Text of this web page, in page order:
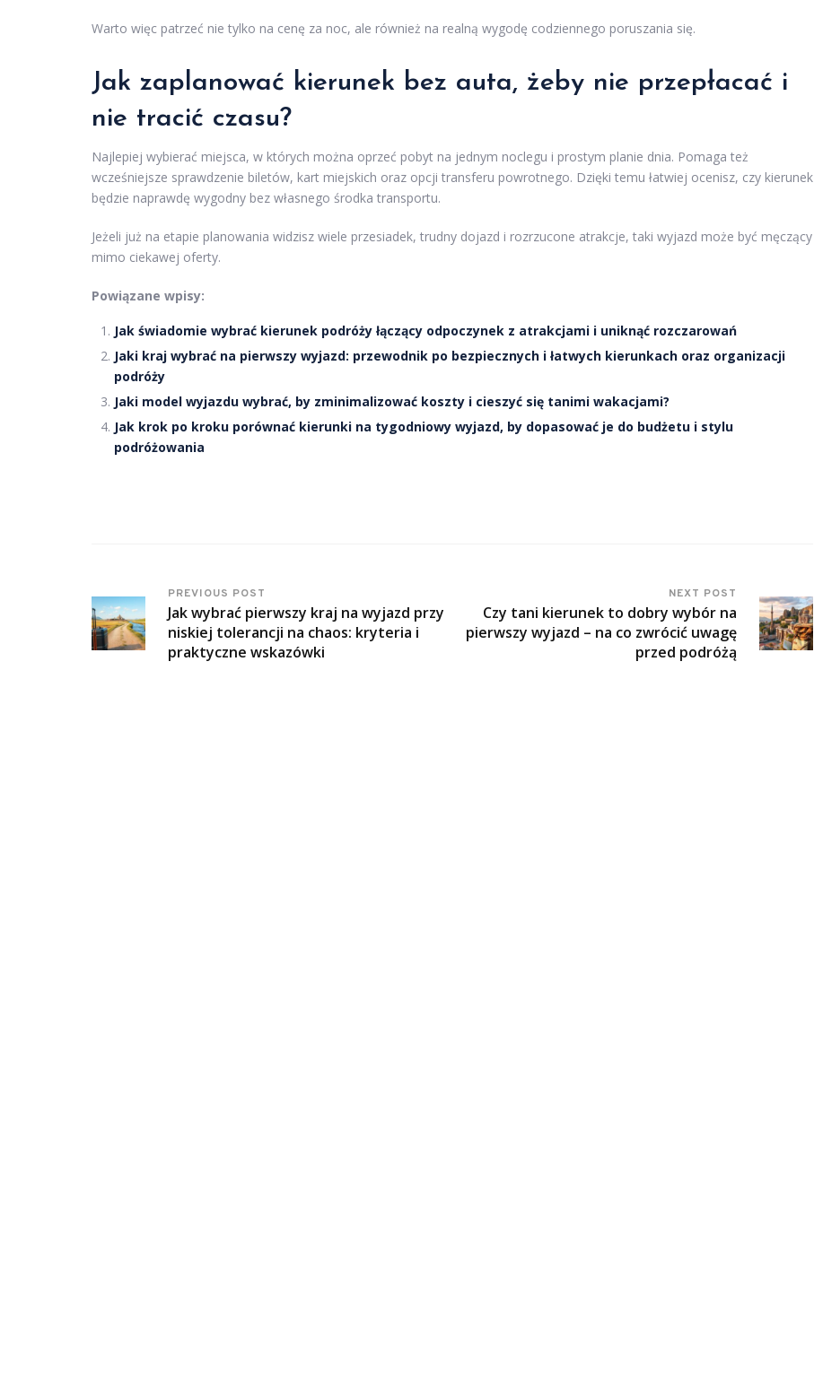
Warto więc patrzeć nie tylko na cenę za noc, ale również na realną wygodę codziennego poruszania się.
Jak zaplanować kierunek bez auta, żeby nie przepłacać i
nie tracić czasu?
Najlepiej wybierać miejsca, w których można oprzeć pobyt na jednym noclegu i prostym planie dnia. Pomaga też
wcześniejsze sprawdzenie biletów, kart miejskich oraz opcji transferu powrotnego. Dzięki temu łatwiej ocenisz, czy kierunek
będzie naprawdę wygodny bez własnego środka transportu.
Jeżeli już na etapie planowania widzisz wiele przesiadek, trudny dojazd i rozrzucone atrakcje, taki wyjazd może być męczący
mimo ciekawej oferty.
Powiązane wpisy:
Jak świadomie wybrać kierunek podróży łączący odpoczynek z atrakcjami i uniknąć rozczarowań
Jaki kraj wybrać na pierwszy wyjazd: przewodnik po bezpiecznych i łatwych kierunkach oraz organizacji
podróży
Jaki model wyjazdu wybrać, by zminimalizować koszty i cieszyć się tanimi wakacjami?
Jak krok po kroku porównać kierunki na tygodniowy wyjazd, by dopasować je do budżetu i stylu
podróżowania
PREVIOUS POST
Jak wybrać pierwszy kraj na wyjazd przy
niskiej tolerancji na chaos: kryteria i
praktyczne wskazówki
NEXT POST
Czy tani kierunek to dobry wybór na
pierwszy wyjazd – na co zwrócić uwagę
przed podróżą